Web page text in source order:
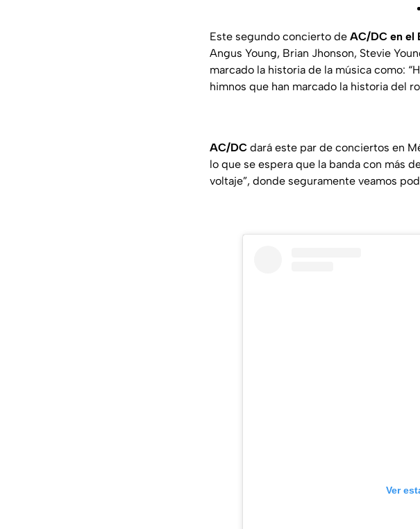
Este segundo concierto de AC/DC en el
Angus Young, Brian Jhonson, Stevie
marcado la historia de la música como:
himnos que han marcado la historia del
AC/DC dará este par de conciertos en
lo que se espera que la banda con más
voltaje”, donde seguramente veamos
Ver